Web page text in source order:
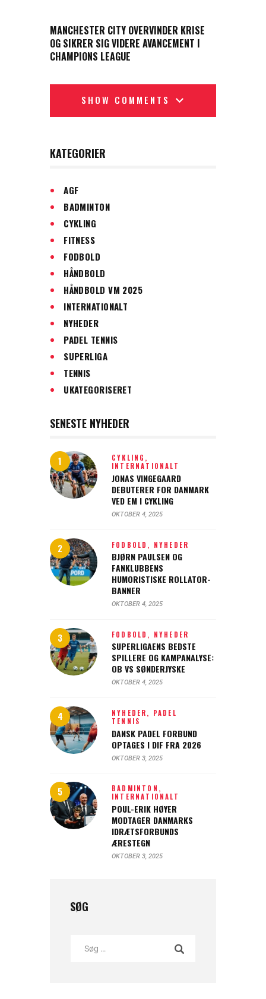
MANCHESTER CITY OVERVINDER KRISE
OG SIKRER SIG VIDERE AVANCEMENT I
CHAMPIONS LEAGUE
SHOW COMMENTS
KATEGORIER
AGF
BADMINTON
CYKLING
FITNESS
FODBOLD
HÅNDBOLD
HÅNDBOLD VM 2025
INTERNATIONALT
NYHEDER
PADEL TENNIS
SUPERLIGA
TENNIS
UKATEGORISERET
SENESTE NYHEDER
CYKLING,
INTERNATIONALT
JONAS VINGEGAARD
DEBUTERER FOR DANMARK
VED EM I CYKLING
OKTOBER 4, 2025
FODBOLD, NYHEDER
BJØRN PAULSEN OG
FANKLUBBENS
HUMORISTISKE ROLLATOR-
BANNER
OKTOBER 4, 2025
FODBOLD, NYHEDER
SUPERLIGAENS BEDSTE
SPILLERE OG KAMPANALYSE:
OB VS SØNDERJYSKE
OKTOBER 4, 2025
NYHEDER, PADEL
TENNIS
DANSK PADEL FORBUND
OPTAGES I DIF FRA 2026
OKTOBER 3, 2025
BADMINTON,
INTERNATIONALT
POUL-ERIK HØYER
MODTAGER DANMARKS
IDRÆTSFORBUNDS
ÆRESTEGN
OKTOBER 3, 2025
SØG